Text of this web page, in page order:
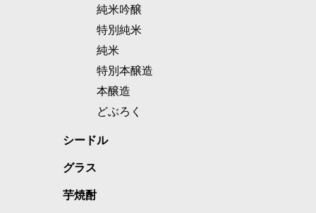
純米吟醸
特別純米
純米
特別本醸造
本醸造
どぶろく
シードル
グラス
芋焼酎